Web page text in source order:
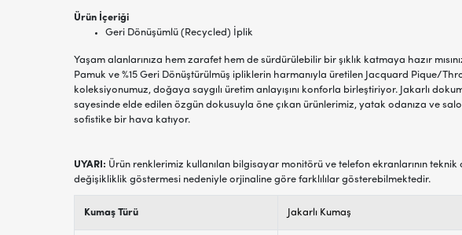
Ürün İçeriği
Geri Dönüşümlü (Recycled) İplik
Yaşam alanlarınıza hem zarafet hem de sürdürülebilir bir şıklık katmaya hazır
Pamuk ve %15 Geri Dönüştürülmüş ipliklerin harmanıyla üretilen Jacquard Pique/
koleksiyonumuz, doğaya saygılı üretim anlayışını konforla birleştiriyor. Jakarlı
sayesinde elde edilen özgün dokusuyla öne çıkan ürünlerimiz, yatak odanıza ve
sofistike bir hava katıyor.
UYARI: Ürün renklerimiz kullanılan bilgisayar monitörü ve telefon ekranlarının teknik
değişikliklik göstermesi nedeniyle orjinaline göre farklılılar gösterebilmektedir.
Kumaş Türü Jakarlı Kumaş